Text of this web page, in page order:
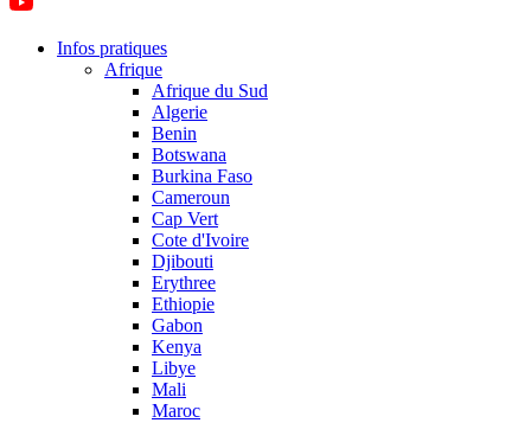
Infos pratiques
Afrique
Afrique du Sud
Algerie
Benin
Botswana
Burkina Faso
Cameroun
Cap Vert
Cote d'Ivoire
Djibouti
Erythree
Ethiopie
Gabon
Kenya
Libye
Mali
Maroc